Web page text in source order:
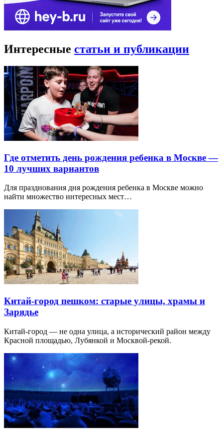
Интересные статьи и публикации
Где отметить день рождения ребенка в Москве —
10 лучших вариантов
Для празднования дня рождения ребенка в Москве можно
найти множество интересных мест…
Китай-город пешком: старые улицы, храмы и
Зарядье
Китай-город — не одна улица, а исторический район между
Красной площадью, Лубянкой и Москвой-рекой.